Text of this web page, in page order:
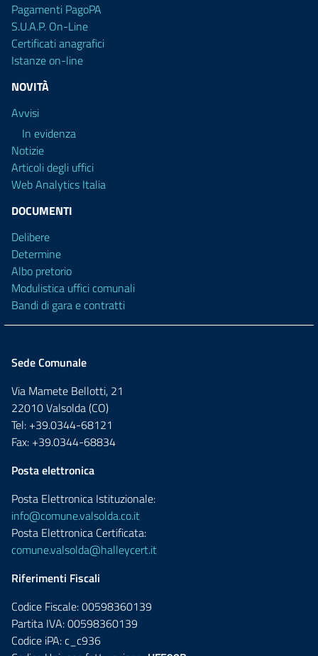
Pagamenti PagoPA
S.U.A.P. On-Line
Certificati anagrafici
Istanze on-line
NOVITÀ
Avvisi
In evidenza
Notizie
Articoli degli uffici
Web Analytics Italia
DOCUMENTI
Delibere
Determine
Albo pretorio
Modulistica uffici comunali
Bandi di gara e contratti
Sede Comunale
Via Mamete Bellotti, 21
22010 Valsolda (CO)
Tel: +39.0344-68121
Fax: +39.0344-68834
Posta elettronica
Posta Elettronica Istituzionale:
info@comune.valsolda.co.it
Posta Elettronica Certificata:
comune.valsolda@halleycert.it
Riferimenti Fiscali
Codice Fiscale: 00598360139
Partita IVA: 00598360139
Codice iPA: c_c936